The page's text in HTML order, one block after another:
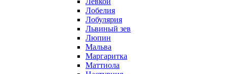
Лобелия
Лобулярия
Львиный зев
Люпин
Мальва
Маргаритка
Маттиола